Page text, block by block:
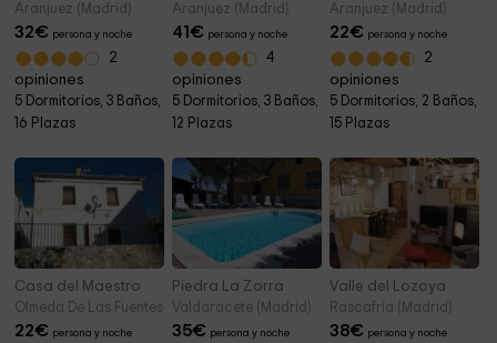
Aranjuez (Madrid)
32€ persona y noche
2
opiniones
5 Dormitorios, 3 Baños,
16 Plazas
Aranjuez (Madrid)
41€ persona y noche
4
opiniones
5 Dormitorios, 3 Baños,
12 Plazas
Aranjuez (Madrid)
22€ persona y noche
2
opiniones
5 Dormitorios, 2 Baños,
15 Plazas
Casa del Maestro
Olmeda De Las Fuentes (Madrid)
22€ persona y noche
Piedra La Zorra
Valdaracete (Madrid)
35€ persona y noche
Valle del Lozoya
Rascafría (Madrid)
38€ persona y noche